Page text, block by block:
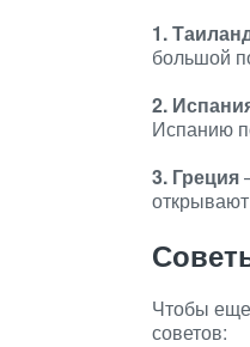
1.
большой
2.
Испанию
3. Греция
Чтобы еще
советов: